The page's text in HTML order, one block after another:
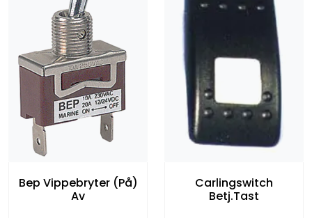
Bep Vippebryter (På)
Av
Carlingswitch
Betj.Tast